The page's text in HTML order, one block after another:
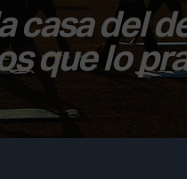
casa del
que lo